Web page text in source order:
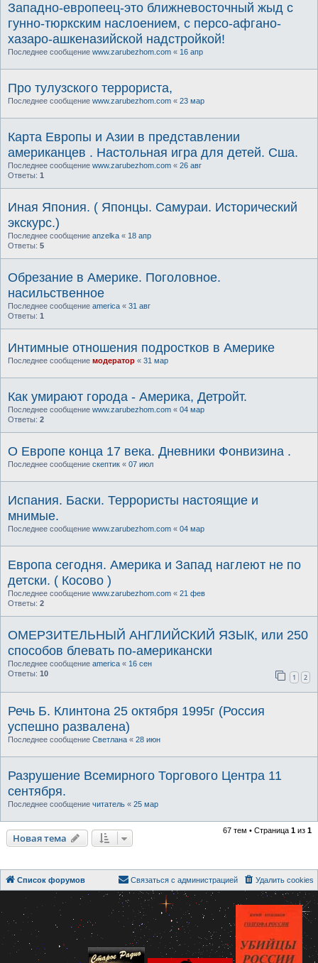
Западно-европеец-это ближневосточный жыд с
гунно-тюркским наслоением, с персо-афгано-
хазаро-ашкеназийской надстройкой!
Последнее сообщение www.zarubezhom.com « 16 апр
Про тулузского террориста,
Последнее сообщение www.zarubezhom.com « 23 мар
Карта Европы и Азии в представлении
американцев . Настольная игра для детей. Сша.
Последнее сообщение www.zarubezhom.com « 26 авг
Ответы: 1
Иная Япония. ( Японцы. Самураи. Исторический
экскурс.)
Последнее сообщение anzelka « 18 апр
Ответы: 5
Обрезание в Америке. Поголовное.
насильственное
Последнее сообщение america « 31 авг
Ответы: 1
Интимные отношения подростков в Америке
Последнее сообщение модератор « 31 мар
Как умирают города - Америка, Детройт.
Последнее сообщение www.zarubezhom.com « 04 мар
Ответы: 2
О Европе конца 17 века. Дневники Фонвизина .
Последнее сообщение скептик « 07 июл
Испания. Баски. Террористы настоящие и
мнимые.
Последнее сообщение www.zarubezhom.com « 04 мар
Европа сегодня. Америка и Запад наглеют не по
детски. ( Косово )
Последнее сообщение www.zarubezhom.com « 21 фев
Ответы: 2
ОМЕРЗИТЕЛЬНЫЙ АНГЛИЙСКИЙ ЯЗЫК, или 250
способов блевать по-американски
Последнее сообщение america « 16 сен
Ответы: 10 1 2
Речь Б. Клинтона 25 октября 1995г (Россия
успешно развалена)
Последнее сообщение Светлана « 28 июн
Разрушение Всемирного Торгового Центра 11
сентября.
Последнее сообщение читатель « 25 мар
Новая тема
67 тем • Страница 1 из 1
Список форумов Удалить cookies
Связаться с администрацией